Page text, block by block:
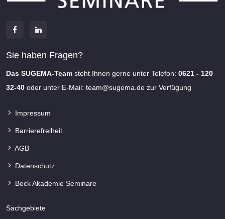
Sie haben Fragen?
Das SUGEMA-Team steht Ihnen gerne unter Telefon: 0621 - 120
32-40 oder unter E-Mail: team@sugema.de zur Verfügung
Impressum
Barrierefreiheit
AGB
Datenschutz
Beck Akademie Seminare
Sachgebiete